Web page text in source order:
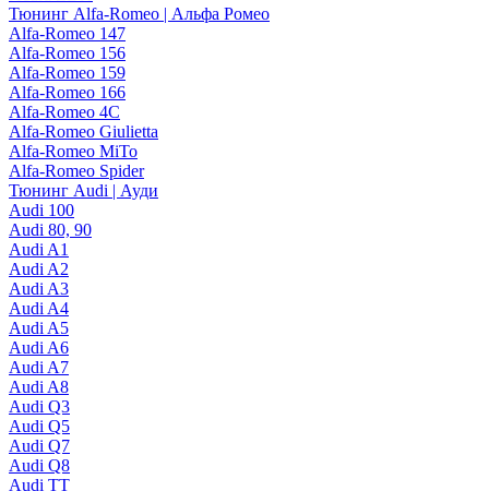
Тюнинг Alfa-Romeo | Альфа Ромео
Alfa-Romeo 147
Alfa-Romeo 156
Alfa-Romeo 159
Alfa-Romeo 166
Alfa-Romeo 4C
Alfa-Romeo Giulietta
Alfa-Romeo MiTo
Alfa-Romeo Spider
Тюнинг Audi | Ауди
Audi 100
Audi 80, 90
Audi A1
Audi A2
Audi A3
Audi A4
Audi A5
Audi A6
Audi A7
Audi A8
Audi Q3
Audi Q5
Audi Q7
Audi Q8
Audi TT